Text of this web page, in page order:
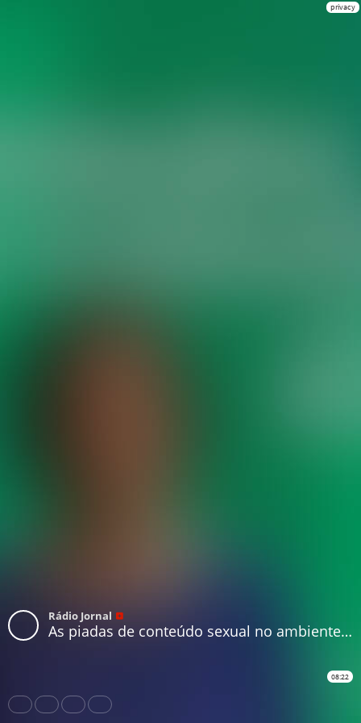
privacy
Rádio Jornal
As piadas de conteúdo sexual no ambiente de trabalho
08:22
Share Like